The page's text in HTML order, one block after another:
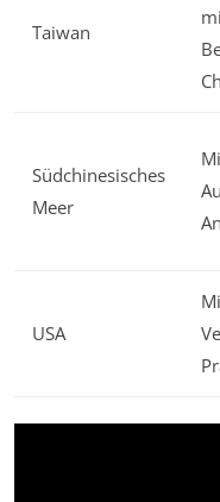
Taiwan
Südchinesisches
Meer
USA